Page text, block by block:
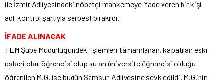
ile İzmir Adliyesindeki nöbetçi mahkemeye ifade veren bir kişi
adli kontrol şartıyla serbest bırakıldı.
İFADE ALINACAK
TEM Şube Müdürlüğündeki işlemleri tamamlanan, kapatılan eski
askeri okul öğrencisi olup şu an üniversite öğrencisi olduğu
öğrenilen M.G. ise bugün Samsun Adliyesine sevk edildi. M.G.’nin